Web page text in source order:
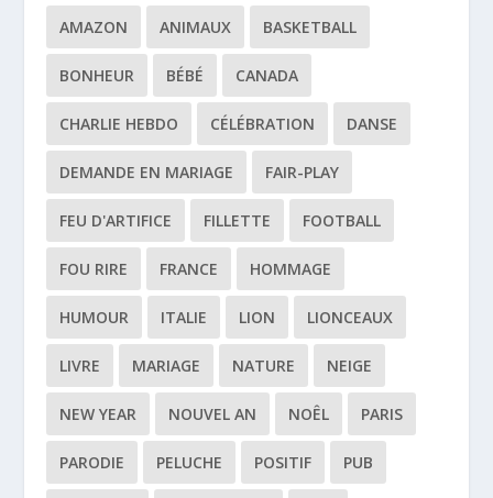
AMAZON ANIMAUX BASKETBALL
BONHEUR BÉBÉ CANADA
CHARLIE HEBDO CÉLÉBRATION DANSE
DEMANDE EN MARIAGE FAIR-PLAY
FEU D'ARTIFICE FILLETTE FOOTBALL
FOU RIRE FRANCE HOMMAGE
HUMOUR ITALIE LION LIONCEAUX
LIVRE MARIAGE NATURE NEIGE
NEW YEAR NOUVEL AN NOÊL PARIS
PARODIE PELUCHE POSITIF PUB